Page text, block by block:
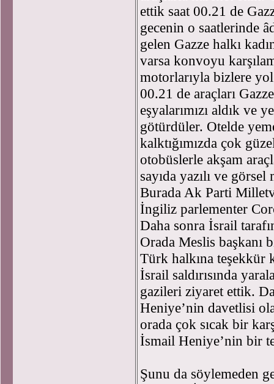
ettik saat 00.21 de
gecenin o saatlerinde
gelen Gazze halkı
varsa konvoyu
motorlarıyla bizlere
00.21 de araçları
eşyalarımızı aldık ve
götürdüler. Otelde
kalktığımızda çok
otobüslerle akşam
sayıda yazılı ve
Burada Ak Parti
İngiliz parlementer
Daha sonra İsrail
Orada Meslis başkanı
Türk halkına teşekkür
İsrail saldırısında
gazileri ziyaret ettik.
Heniye’nin davetlisi
orada çok sıcak bir
İsmail Heniye’nin bir
Şunu da söylemeden